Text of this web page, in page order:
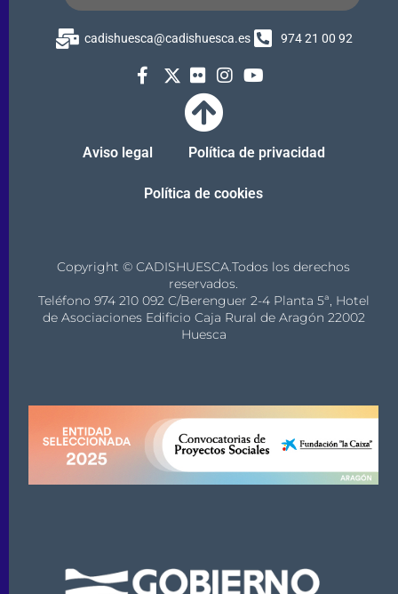
cadishuesca@cadishuesca.es 974 21 00 92
Aviso legal Política de privacidad
Política de cookies
Copyright © CADISHUESCA.Todos los derechos
reservados.
Teléfono 974 210 092 C/Berenguer 2-4 Planta 5ª, Hotel
de Asociaciones Edificio Caja Rural de Aragón 22002
Huesca